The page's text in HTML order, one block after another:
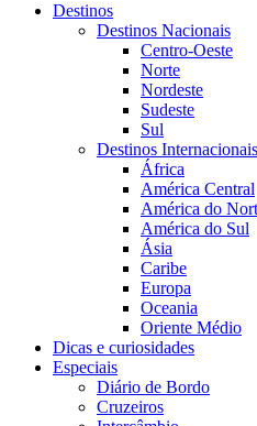
Destinos
Destinos Nacionais
Centro-Oeste
Norte
Nordeste
Sudeste
Sul
Destinos Internacionais
África
América Central
América do
América do Sul
Ásia
Caribe
Europa
Oceania
Oriente Médio
Dicas e curiosidades
Especiais
Diário de Bordo
Cruzeiros